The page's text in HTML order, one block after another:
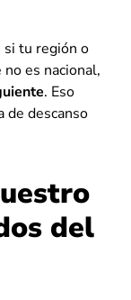
si tu región o
es nacional,
. Eso
de descanso
del